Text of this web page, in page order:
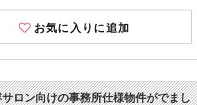
お気に入りに追加
ロン向けの事務所仕様物件がでまし